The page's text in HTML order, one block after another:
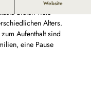
Website
bieten viele
Alters.
Aufenthalt sind
eine Pause